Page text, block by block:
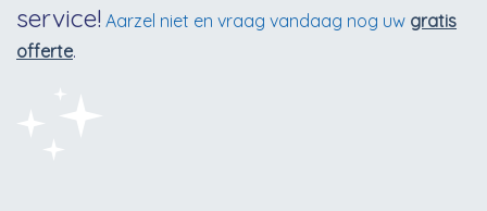
service! Aarzel niet en vraag vandaag nog uw gratis
offerte.